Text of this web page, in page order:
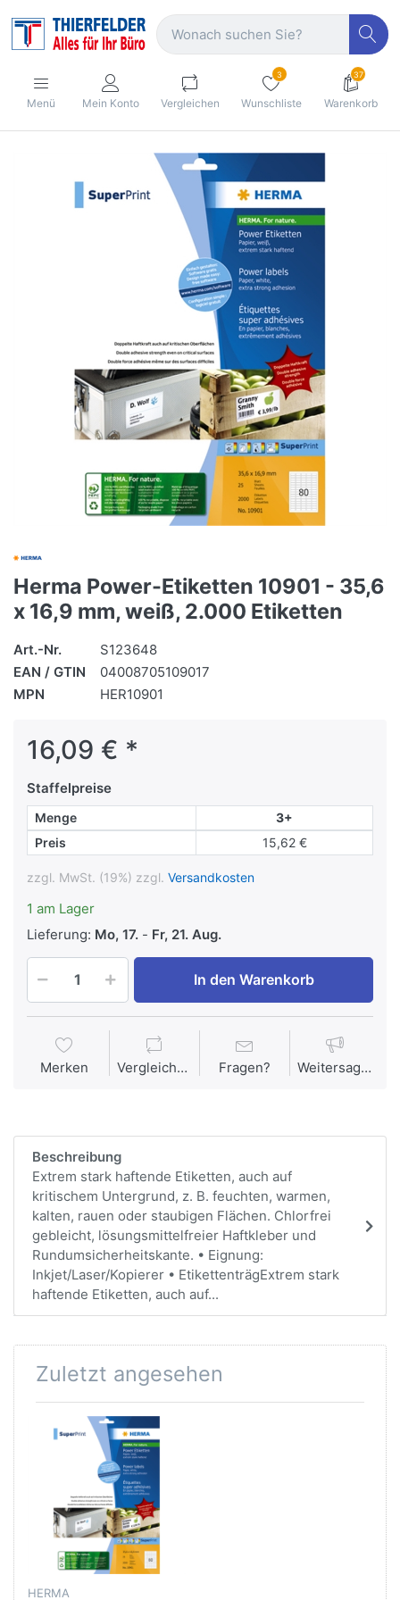
Menü Mein Konto Vergleichen
3
Wunschliste
37
Warenkorb
Herma Power-Etiketten 10901 - 35,6
x 16,9 mm, weiß, 2.000 Etiketten
Art.-Nr.
S123648
EAN / GTIN
04008705109017
MPN
HER10901
16,09 € *
Staffelpreise
Menge
3+
Preis
15,62 €
zzgl. MwSt. (19%) zzgl. Versandkosten
1 am Lager
Lieferung: Mo, 17. - Fr, 21. Aug.
In den Warenkorb
Merken Vergleichen Fragen? Weitersagen
Beschreibung
Extrem stark haftende Etiketten, auch auf
kritischem Untergrund, z. B. feuchten, warmen,
kalten, rauen oder staubigen Flächen. Chlorfrei
gebleicht, lösungsmittelfreier Haftkleber und
Rundumsicherheitskante. • Eignung:
Inkjet/Laser/Kopierer • EtikettenträgExtrem stark
haftende Etiketten, auch auf...
Zuletzt angesehen
HERMA